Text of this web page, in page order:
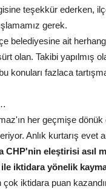
teşekkür ederken,
gerek.
belediyesine ait
olan. Takibi yapılmış
konuları fazlaca
her geçmişe
Anlık kurtarış
CHP'nin eleştirisi
ile iktidara yönelik
iktidara puan